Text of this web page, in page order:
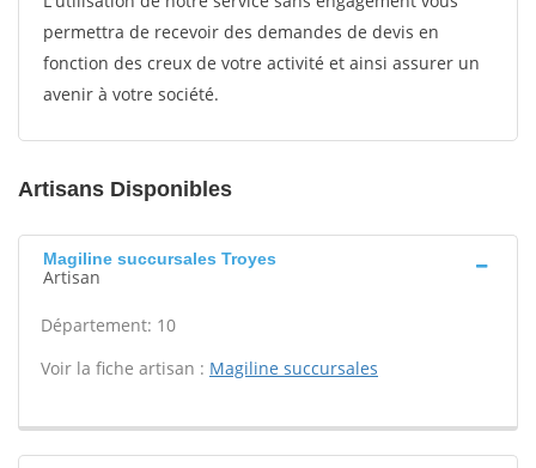
permettra de recevoir des demandes de devis en
fonction des creux de votre activité et ainsi assurer un
avenir à votre société.
Artisans Disponibles
Magiline succursales Troyes
Artisan
Département: 10
Voir la fiche artisan : Magiline succursales